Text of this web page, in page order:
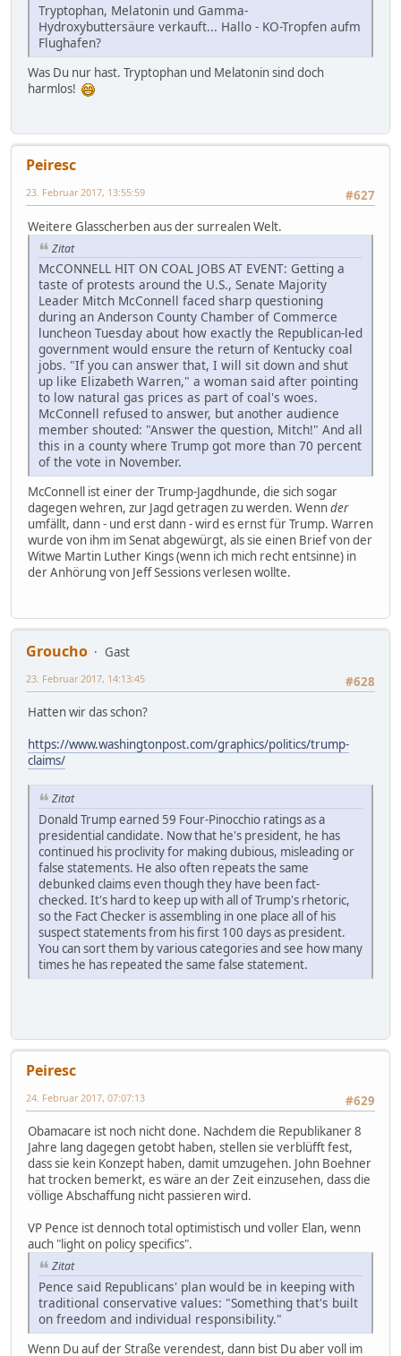
Tryptophan, Melatonin und Gamma-
Hydroxybuttersäure verkauft... Hallo - KO-Tropfen aufm
Flughafen?
Was Du nur hast. Tryptophan und Melatonin sind doch
harmlos!
Peiresc
#627
23. Februar 2017, 13:55:59
Weitere Glasscherben aus der surrealen Welt.
Zitat
McCONNELL HIT ON COAL JOBS AT EVENT: Getting a
taste of protests around the U.S., Senate Majority
Leader Mitch McConnell faced sharp questioning
during an Anderson County Chamber of Commerce
luncheon Tuesday about how exactly the Republican-led
government would ensure the return of Kentucky coal
jobs. "If you can answer that, I will sit down and shut
up like Elizabeth Warren," a woman said after pointing
to low natural gas prices as part of coal's woes.
McConnell refused to answer, but another audience
member shouted: "Answer the question, Mitch!" And all
this in a county where Trump got more than 70 percent
of the vote in November.
McConnell ist einer der Trump-Jagdhunde, die sich sogar
dagegen wehren, zur Jagd getragen zu werden. Wennder
umfällt, dann - und erst dann - wird es ernst für Trump. Warren
wurde von ihm im Senat abgewürgt, als sie einen Brief von der
Witwe Martin Luther Kings (wenn ich mich recht entsinne) in
der Anhörung von Jeff Sessions verlesen wollte.
Groucho
Gast
#628
23. Februar 2017, 14:13:45
Hatten wir das schon?
https://www.washingtonpost.com/graphics/politics/trump-
claims/
Zitat
Donald Trump earned 59 Four-Pinocchio ratings as a
presidential candidate. Now that he's president, he has
continued his proclivity for making dubious, misleading or
false statements. He also often repeats the same
debunked claims even though they have been fact-
checked. It's hard to keep up with all of Trump's rhetoric,
so the Fact Checker is assembling in one place all of his
suspect statements from his first 100 days as president.
You can sort them by various categories and see how many
times he has repeated the same false statement.
Peiresc
#629
24. Februar 2017, 07:07:13
Obamacare ist noch nicht done. Nachdem die Republikaner 8
Jahre lang dagegen getobt haben, stellen sie verblüfft fest,
dass sie kein Konzept haben, damit umzugehen. John Boehner
hat trocken bemerkt, es wäre an der Zeit einzusehen, dass die
völlige Abschaffung nicht passieren wird.
VP Pence ist dennoch total optimistisch und voller Elan, wenn
auch "light on policy specifics".
Zitat
Pence said Republicans' plan would be in keeping with
traditional conservative values: "Something that's built
on freedom and individual responsibility."
Wenn Du auf der Straße verendest, dann bist Du aber voll im